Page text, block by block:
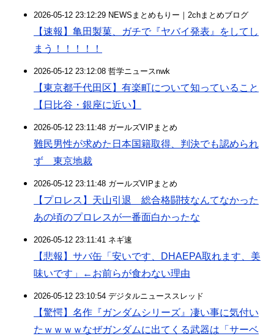
2026-05-12 23:12:29 NEWSまとめもりー｜2chまとめブログ
【速報】亀田製菓、ガチで『ヤバイ発表』をしてし
まう！！！！！
2026-05-12 23:12:08 哲学ニュースnwk
【東京都千代田区】有楽町について知っていること
【日比谷・銀座に近い】
2026-05-12 23:11:48 ガールズVIPまとめ
難民男性が求めた日本国籍取得、判決でも認められ
ず 東京地裁
2026-05-12 23:11:48 ガールズVIPまとめ
【プロレス】天山引退 総合格闘技なんてなかった
あの頃のプロレスが一番面白かったな
2026-05-12 23:11:41 ネギ速
【悲報】サバ缶「安いです、DHAEPA取れます、美
味いです」←お前らが食わない理由
2026-05-12 23:10:54 デジタルニューススレッド
【驚愕】名作『ガンダムシリーズ』凄い事に気付い
たｗｗｗｗなぜガンダムに出てくる武器は「サーベ